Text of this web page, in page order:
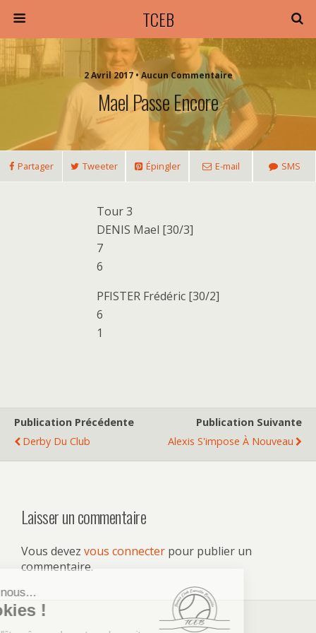
TCEB
2 Avril 2017 • Aucun Commentaire
Mael Passe Encore
Partager Tweeter Épingler E-mail SMS
Tour 3
DENIS Mael [30/3]
7
6
PFISTER Frédéric [30/2]
6
1
Publication Précédente
Derby Du Club
Publication Suivante
Alexis S'impose À Nouveau
Laisser un commentaire
Vous devez vous connecter pour publier un
commentaire.